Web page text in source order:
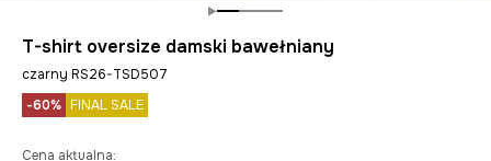
T-shirt oversize damski bawełniany
czarny RS26-TSD507
-60% FINAL SALE
Cena aktualna: